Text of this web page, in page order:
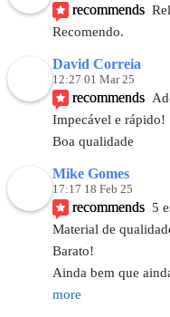
recommends
Recomendo.
David Correia
12:27 01 Mar 25
recommends
Impecável e rápido!
Boa qualidade
Mike Gomes
17:17 18 Feb 25
recommends 5
Material de
Barato!
Ainda bem que
more